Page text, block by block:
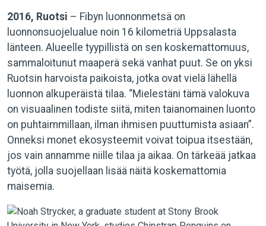
2016, Ruotsi – Fibyn luonnonmetsä on
luonnonsuojelualue noin 16 kilometriä Uppsalasta
länteen. Alueelle tyypillistä on sen koskemattomuus,
sammaloitunut maaperä sekä vanhat puut. Se on yksi
Ruotsin harvoista paikoista, jotka ovat vielä lähellä
luonnon alkuperäistä tilaa. “Mielestäni tämä valokuva
on visuaalinen todiste siitä, miten taianomainen luonto
on puhtaimmillaan, ilman ihmisen puuttumista asiaan”.
Onneksi monet ekosysteemit voivat toipua itsestään,
jos vain annamme niille tilaa ja aikaa. On tärkeää jatkaa
työtä, jolla suojellaan lisää näitä koskemattomia
maisemia.